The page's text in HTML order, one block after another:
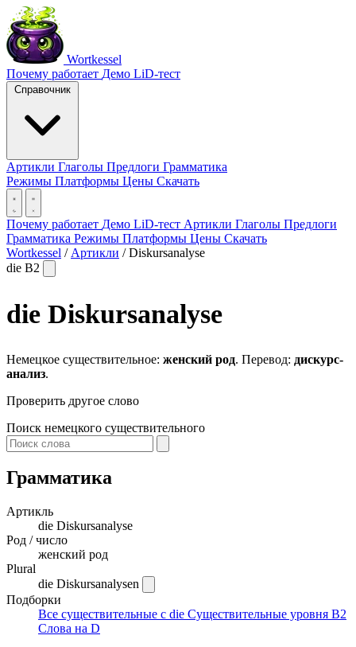
Wortkessel
Почему работает Демо LiD-тест
Справочник
Артикли Глаголы Предлоги Грамматика
Режимы Платформы Цены Скачать
Почему работает Демо LiD-тест Артикли Глаголы Предлоги
Грамматика Режимы Платформы Цены Скачать
Wortkessel / Артикли / Diskursanalyse
die B2
die Diskursanalyse
Немецкое существительное: женский род. Перевод: дискурс-
анализ.
Проверить другое слово
Поиск немецкого существительного
Грамматика
Артикль
die Diskursanalyse
Род / число
женский род
Plural
die Diskursanalysen
Подборки
Все существительные с die Существительные уровня B2
Слова на D